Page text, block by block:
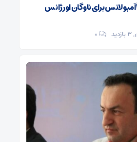
تفاهم‌نامه خرید ۱۲ آمبولانس برای ناوگان اورژانس
۰